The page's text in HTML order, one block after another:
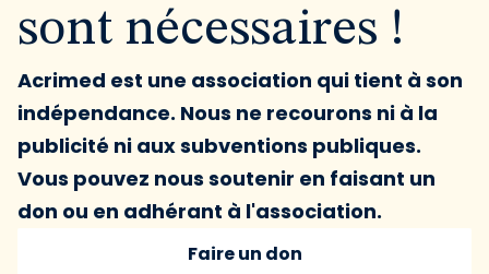
sont nécessaires !
Acrimed est une association qui tient à son
indépendance. Nous ne recourons ni à la
publicité ni aux subventions publiques.
Vous pouvez nous soutenir en faisant un
don ou en adhérant à l'association.
Faire un don